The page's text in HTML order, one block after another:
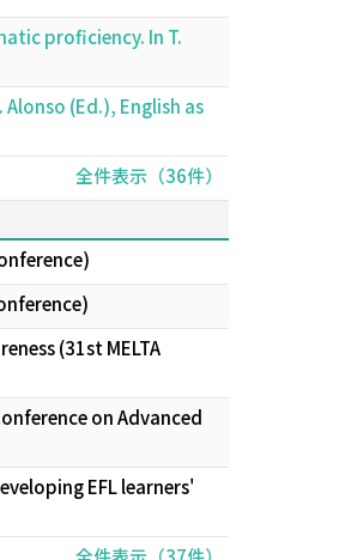
proficiency. In T.
(Ed.), English as
全件表示（36件）
(31st MELTA
on Advanced
EFL learners'